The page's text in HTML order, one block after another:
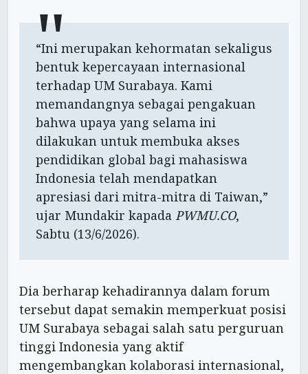
“Ini merupakan kehormatan sekaligus
bentuk kepercayaan internasional
terhadap UM Surabaya. Kami
memandangnya sebagai pengakuan
bahwa upaya yang selama ini
dilakukan untuk membuka akses
pendidikan global bagi mahasiswa
Indonesia telah mendapatkan
apresiasi dari mitra-mitra di Taiwan,”
ujar Mundakir kapada PWMU.CO,
Sabtu (13/6/2026).
Dia berharap kehadirannya dalam forum
tersebut dapat semakin memperkuat posisi
UM Surabaya sebagai salah satu perguruan
tinggi Indonesia yang aktif
mengembangkan kolaborasi internasional,